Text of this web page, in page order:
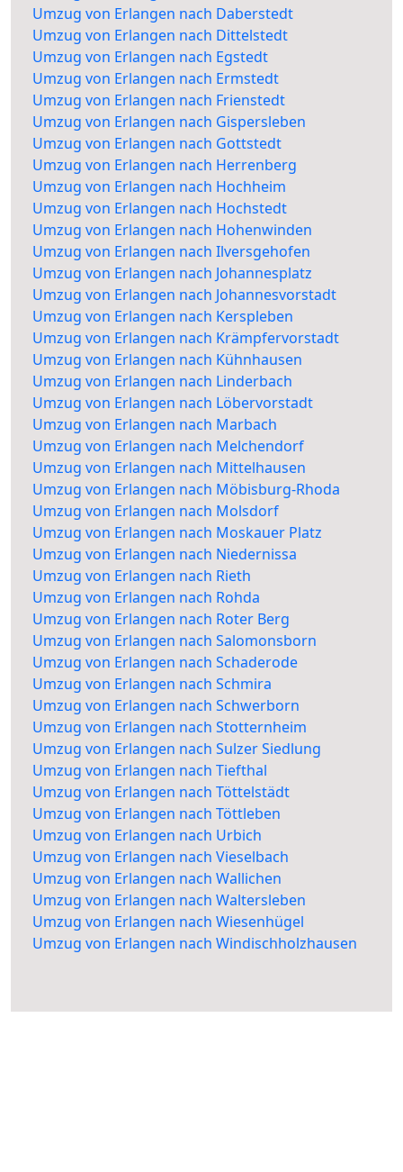
Umzug von Erlangen nach Daberstedt
Umzug von Erlangen nach Dittelstedt
Umzug von Erlangen nach Egstedt
Umzug von Erlangen nach Ermstedt
Umzug von Erlangen nach Frienstedt
Umzug von Erlangen nach Gispersleben
Umzug von Erlangen nach Gottstedt
Umzug von Erlangen nach Herrenberg
Umzug von Erlangen nach Hochheim
Umzug von Erlangen nach Hochstedt
Umzug von Erlangen nach Hohenwinden
Umzug von Erlangen nach Ilversgehofen
Umzug von Erlangen nach Johannesplatz
Umzug von Erlangen nach Johannesvorstadt
Umzug von Erlangen nach Kerspleben
Umzug von Erlangen nach Krämpfervorstadt
Umzug von Erlangen nach Kühnhausen
Umzug von Erlangen nach Linderbach
Umzug von Erlangen nach Löbervorstadt
Umzug von Erlangen nach Marbach
Umzug von Erlangen nach Melchendorf
Umzug von Erlangen nach Mittelhausen
Umzug von Erlangen nach Möbisburg-Rhoda
Umzug von Erlangen nach Molsdorf
Umzug von Erlangen nach Moskauer Platz
Umzug von Erlangen nach Niedernissa
Umzug von Erlangen nach Rieth
Umzug von Erlangen nach Rohda
Umzug von Erlangen nach Roter Berg
Umzug von Erlangen nach Salomonsborn
Umzug von Erlangen nach Schaderode
Umzug von Erlangen nach Schmira
Umzug von Erlangen nach Schwerborn
Umzug von Erlangen nach Stotternheim
Umzug von Erlangen nach Sulzer Siedlung
Umzug von Erlangen nach Tiefthal
Umzug von Erlangen nach Töttelstädt
Umzug von Erlangen nach Töttleben
Umzug von Erlangen nach Urbich
Umzug von Erlangen nach Vieselbach
Umzug von Erlangen nach Wallichen
Umzug von Erlangen nach Waltersleben
Umzug von Erlangen nach Wiesenhügel
Umzug von Erlangen nach Windischholzhausen